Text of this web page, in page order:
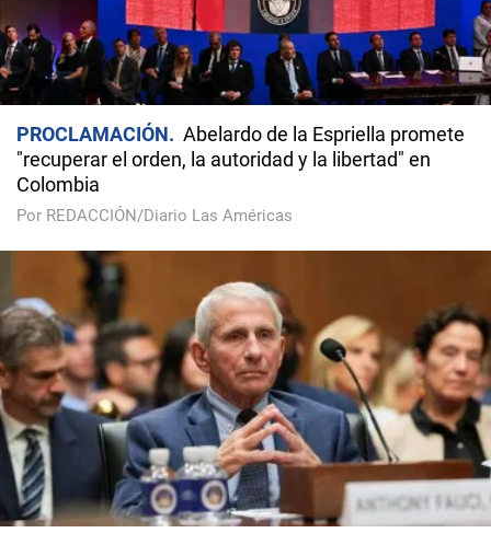
PROCLAMACIÓN
Abelardo de la Espriella promete
"recuperar el orden, la autoridad y la libertad" en
Colombia
Por REDACCIÓN/Diario Las Américas